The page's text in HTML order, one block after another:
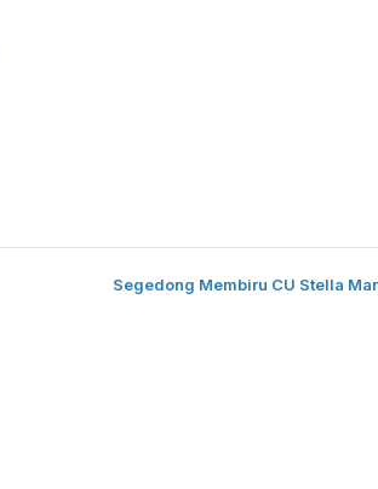
Segedong Membiru CU Stella